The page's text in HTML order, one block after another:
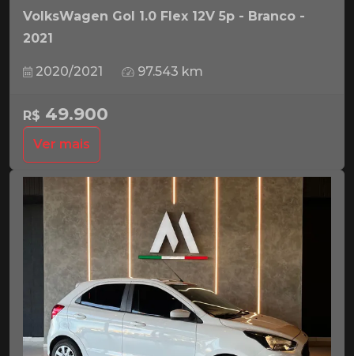
VolksWagen Gol 1.0 Flex 12V 5p - Branco -
2021
2020/2021 97.543 km
R$ 49.900
Ver mais